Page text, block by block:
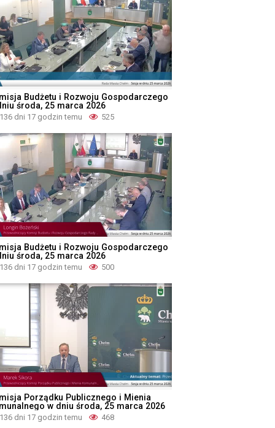
Budżetu i Rozwoju Gospodarczego
środa, 25 marca 2026
136 dni 17 godzin temu 525
Budżetu i Rozwoju Gospodarczego
środa, 25 marca 2026
136 dni 17 godzin temu 500
Porządku Publicznego i Mienia
w dniu środa, 25 marca 2026
136 dni 17 godzin temu 468